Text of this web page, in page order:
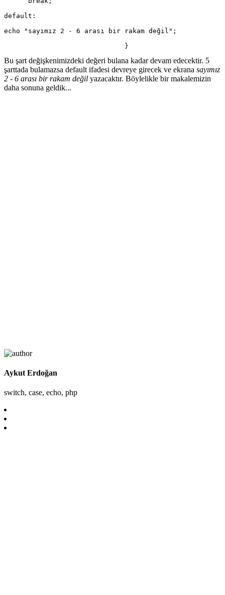
default:
echo "sayımız 2 - 6 arası bir rakam değil";
                              }
Bu şart değişkenimizdeki değeri bulana kadar devam edecektir. 5
şarttada bulamazsa default ifadesi devreye girecek ve ekrana sayımız
2 - 6 arası bir rakam değil yazacaktır. Böylelikle bir makalemizin
daha sonuna geldik...
Aykut Erdoğan
switch, case, echo, php